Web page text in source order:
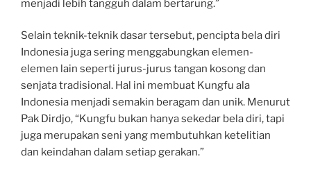
menjadi lebih tangguh dalam bertarung.”
Selain teknik-teknik dasar tersebut, pencipta bela diri
Indonesia juga sering menggabungkan elemen-
elemen lain seperti jurus-jurus tangan kosong dan
senjata tradisional. Hal ini membuat Kungfu ala
Indonesia menjadi semakin beragam dan unik. Menurut
Pak Dirdjo, “Kungfu bukan hanya sekedar bela diri, tapi
juga merupakan seni yang membutuhkan ketelitian
dan keindahan dalam setiap gerakan.”